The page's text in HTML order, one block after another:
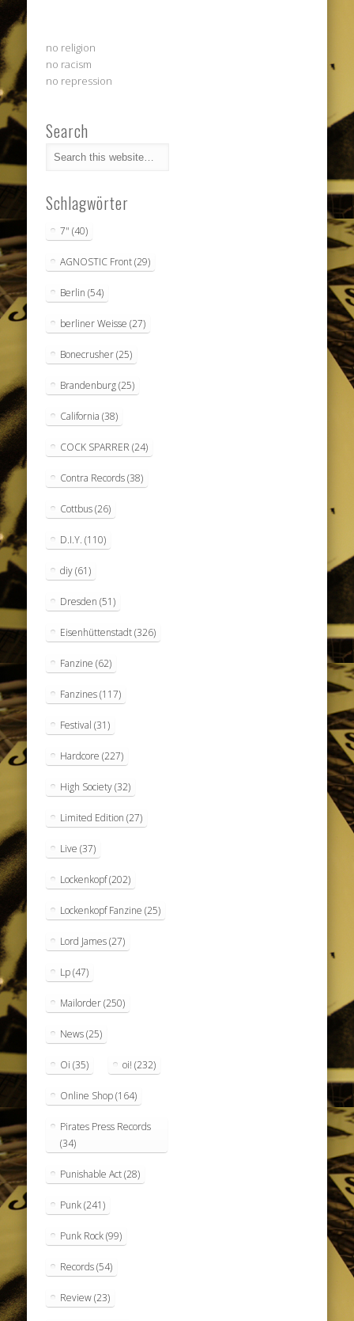
no religion
no racism
no repression
Search
Schlagwörter
7" (40)
AGNOSTIC Front(29)
Berlin (54)
berliner Weisse (27)
Bonecrusher(25)
Brandenburg(25)
California (38)
COCK SPARRER (24)
Contra Records(38)
Cottbus(26)
D.I.Y. (110)
diy(61)
Dresden (51)
Eisenhüttenstadt(326)
Fanzine (62)
Fanzines(117)
Festival (31)
Hardcore (227)
High Society(32)
Limited Edition (27)
Live (37)
Lockenkopf(202)
Lockenkopf Fanzine (25)
Lord James(27)
Lp(47)
Mailorder(250)
News(25)
Oi (35) oi! (232)
Online Shop(164)
Pirates Press Records
(34)
Punishable Act(28)
Punk(241)
Punk Rock(99)
Records(54)
Review(23)